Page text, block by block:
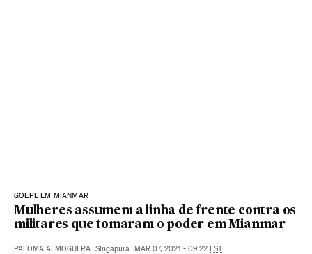
GOLPE EM MIANMAR
Mulheres assumem a linha de frente contra os
militares que tomaram o poder em Mianmar
PALOMA ALMOGUERA | Singapura | MAR 07, 2021 - 09:22 EST